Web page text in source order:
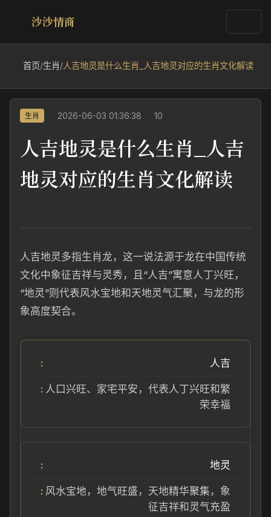
沙沙情商
首页/生肖/人吉地灵是什么生肖_人吉地灵对应的生肖文化解读
生肖 2026-06-03 01:36:38 10
人吉地灵是什么生肖_人吉
地灵对应的生肖文化解读
人吉地灵多指生肖龙，这一说法源于龙在中国传统
文化中象征吉祥与灵秀，且“人吉”寓意人丁兴旺，
“地灵”则代表风水宝地和天地灵气汇聚，与龙的形
象高度契合。
人吉
人口兴旺、家宅平安，代表人丁兴旺和繁
荣幸福
地灵
风水宝地，地气旺盛，天地精华聚集，象
征吉祥和灵气充盈